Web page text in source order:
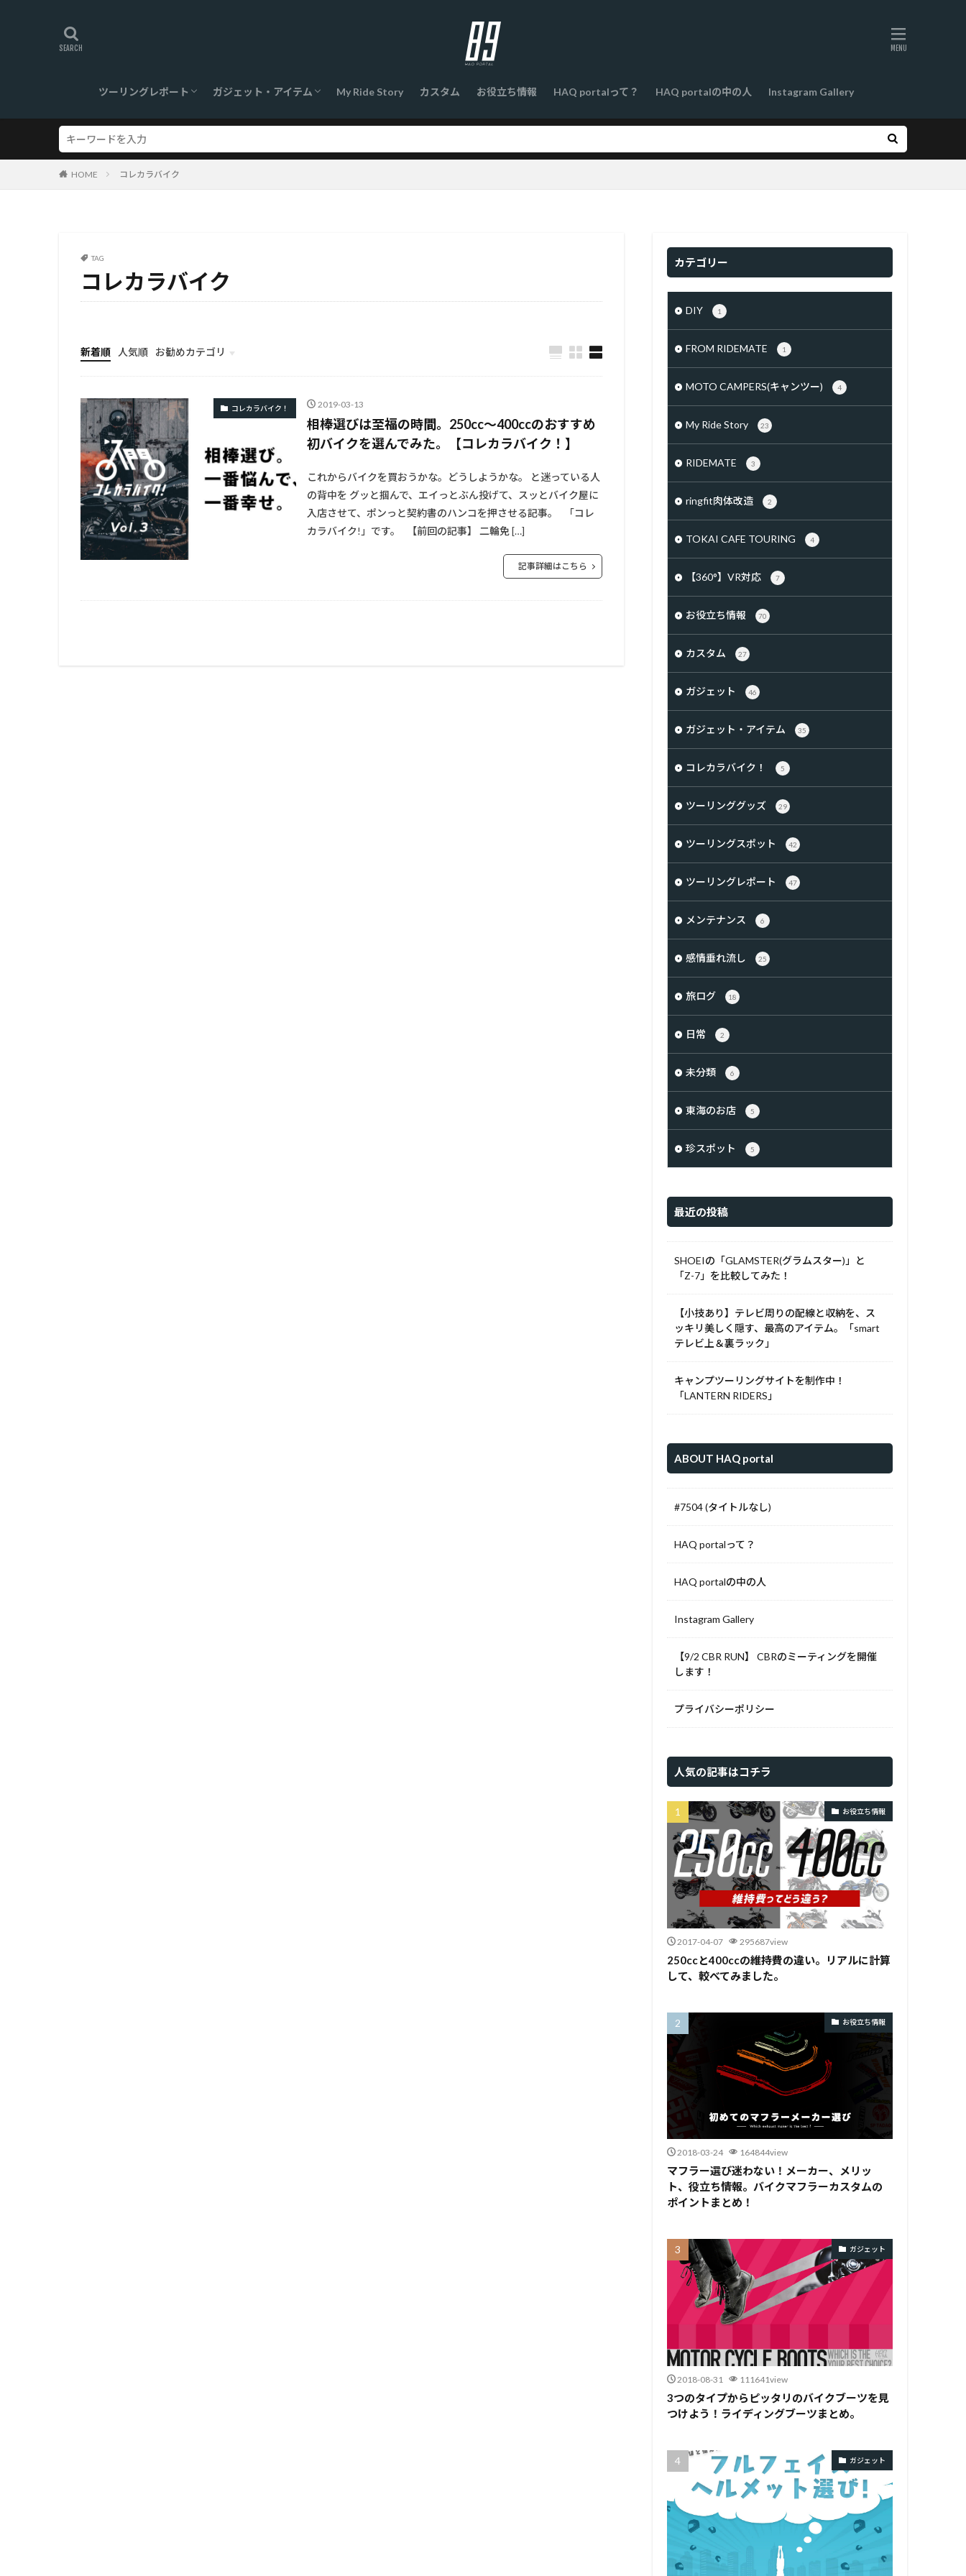
ツーリングレポート
旅ログ
ツーリングスポット
【360°】VR対応
ガジェット・アイテム
ツーリンググッズ
ガジェット
My Ride Story カスタム お役立ち情報 HAQ portalって？ HAQ portalの中の人 Instagram Gallery
HOME コレカラバイク
TAG
コレカラバイク
新着順 人気順
お勧めカテゴリ
TOP
コレカラバイク！ 2019-03-13
相棒選びは至福の時間。250cc〜400ccのおすすめ
初バイクを選んでみた。【コレカラバイク！】
これからバイクを買おうかな。どうしようかな。 と迷っている人
の背中を グッと掴んで、エイっとぶん投げて、スッとバイク屋に
入店させて、ポンっと契約書のハンコを押させる記事。 「コレ
カラバイク!」です。 【前回の記事】 二輪免 […]
記事詳細はこちら
カテゴリー
DIY 1
FROM RIDEMATE 1
MOTO CAMPERS(キャンツー) 4
My Ride Story 23
RIDEMATE 3
ringfit肉体改造 2
TOKAI CAFE TOURING 4
【360°】VR対応 7
お役立ち情報 70
カスタム 27
ガジェット 46
ガジェット・アイテム 35
コレカラバイク！ 5
ツーリンググッズ 29
ツーリングスポット 42
ツーリングレポート 47
メンテナンス 6
感情垂れ流し 25
旅ログ 18
日常 2
未分類 6
東海のお店 5
珍スポット 5
最近の投稿
SHOEIの「GLAMSTER(グラムスター)」と
「Z-7」を比較してみた！
【小技あり】テレビ周りの配線と収納を、ス
ッキリ美しく隠す、最高のアイテム。「smart
テレビ上＆裏ラック」
キャンプツーリングサイトを制作中！
「LANTERN RIDERS」
ABOUT HAQ portal
#7504 (タイトルなし)
HAQ portalって？
HAQ portalの中の人
Instagram Gallery
【9/2 CBR RUN】 CBRのミーティングを開催
します！
プライバシーポリシー
人気の記事はコチラ
お役立ち情報
2017-04-07 295687view
250ccと400ccの維持費の違い。リアルに計算
して、較べてみました。
お役立ち情報
2018-03-24 164844view
マフラー選び迷わない！メーカー、メリッ
ト、役立ち情報。バイクマフラーカスタムの
ポイントまとめ！
ガジェット
2018-08-31 111641view
3つのタイプからピッタリのバイクブーツを見
つけよう！ライディングブーツまとめ。
ガジェット